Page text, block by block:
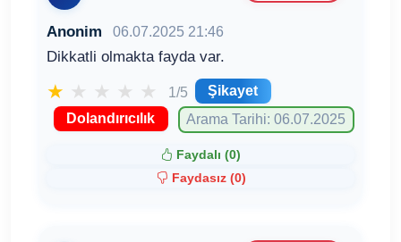
Anonim 06.07.2025 21:46
Dikkatli olmakta fayda var.
★ ★ ★ ★ ★ 1/5
Şikayet
Dolandırıcılık
Arama Tarihi: 06.07.2025
Faydalı (0)
Faydasız (0)